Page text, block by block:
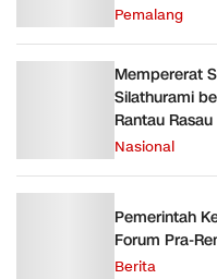
Pemalang
Mempererat
Silathurami
Rantau Rasau
Nasional
Pemerintah
Forum Pra-
Berita